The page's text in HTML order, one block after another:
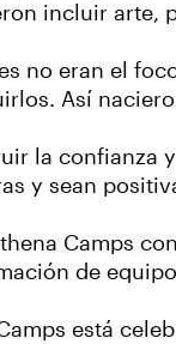
incluir arte,
no eran el
Así
la confianza
y sean
Camps
de
está